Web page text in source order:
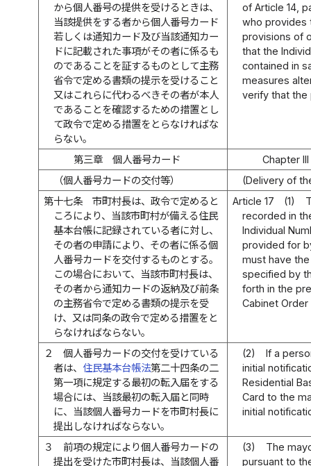
から個人番号の提供を受けるときは、
当該提供をする者から個人番号カード
若しくは通知カード及び当該通知カー
ドに記載された事項がその者に係るも
のであることを証するものとして主務
省令で定める書類の提示を受けること
又はこれらに代わるべきその者が本人
であることを確認するための措置とし
て政令で定める措置をとらなければな
らない。
of Article 14,
who provides
provisions of
that the
contained in
measures
verify that the
第三章 個人番号カード
Chapter
（個人番号カードの交付等）
(Delivery of
第十七条
市町村長は、政令で定めると
ころにより、当該市町村が備える住民
基本台帳に記録されている者に対し、
その者の申請により、その者に係る個
人番号カードを交付するものとする。
この場合において、当該市町村長は、
その者から通知カードの返納及び前条
の主務省令で定める書類の提示を受
け、又は同条の政令で定める措置をと
らなければならない。
Article 17 (1)
recorded in
Individual
provided for
must have
specified by
forth in the
Cabinet
２
個人番号カードの交付を受けている
者は、 住民基本台帳法第二十四条の二
第一項に規定する最初の転入届をする
場合には、当該最初の転入届と同時
に、当該個人番号カードを市町村長に
提出しなければならない。
(2)
If a
initial
Residential
Card to the
initial
３
前項の規定により個人番号カードの
提出を受けた市町村長は、当該個人番
(3)
The
pursuant to